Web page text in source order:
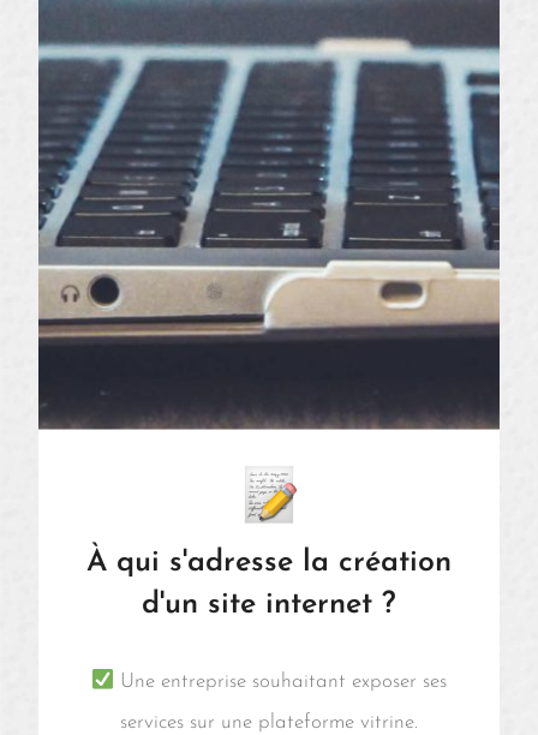
À qui s'adresse la création
d'un site internet ?
Une entreprise souhaitant exposer ses
services sur une plateforme vitrine.